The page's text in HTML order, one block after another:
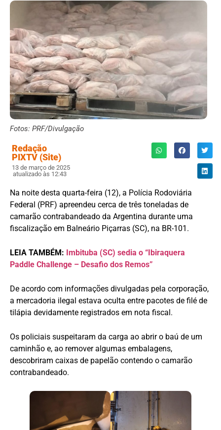
Fotos: PRF/Divulgação
Redação
PIXTV (Site)
13 de março de 2025
atualizado às 12:43
Na noite desta quarta-feira (12), a Polícia Rodoviária
Federal (PRF) apreendeu cerca de três toneladas de
camarão contrabandeado da Argentina durante uma
fiscalização em Balneário Piçarras (SC), na BR-101.
LEIA TAMBÉM: Imbituba (SC) sedia o “Ibiraquera
Paddle Challenge – Desafio dos Remos”
De acordo com informações divulgadas pela corporação,
a mercadoria ilegal estava oculta entre pacotes de filé de
tilápia devidamente registrados em nota fiscal.
Os policiais suspeitaram da carga ao abrir o baú de um
caminhão e, ao remover algumas embalagens,
descobriram caixas de papelão contendo o camarão
contrabandeado.